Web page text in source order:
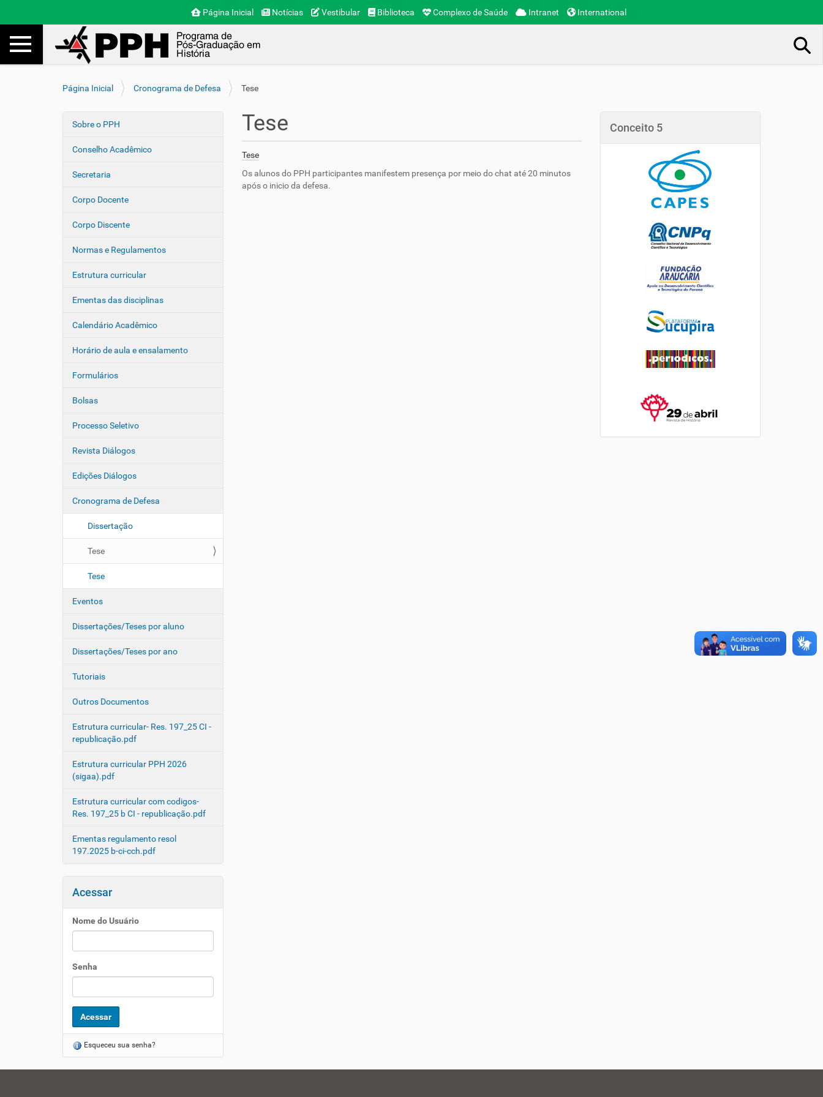
Página Inicial Notícias Vestibular Biblioteca Complexo de Saúde Intranet International
Toggle navigation Busca
V
Página Inicial Cronograma de Defesa Tese
N
e
a
ç
o
Sobre o PPH
Conselho Acadêmico
Secretaria
Corpo Docente
Corpo Discente
Normas e Regulamentos
Estrutura curricular
Ementas das disciplinas
Calendário Acadêmico
Horário de aula e ensalamento
Formulários
Bolsas
Processo Seletivo
Revista Diálogos
Edições Diálogos
Cronograma de Defesa
Dissertação
Tese
Tese
Eventos
Dissertações/Teses por aluno
Dissertações/Teses por ano
Tutoriais
Outros Documentos
Estrutura curricular- Res. 197_25 CI -
republicação.pdf
Estrutura curricular PPH 2026
(sigaa).pdf
Estrutura curricular com codigos-
Res. 197_25 b CI - republicação.pdf
Ementas regulamento resol
197.2025 b-ci-cch.pdf
Acessar
Nome do Usuário
Senha
Esqueceu sua senha?
Tese
Tese
Os alunos do PPH participantes manifestem presença por meio do chat até 20 minutos
após o inicio da defesa.
Conceito 5